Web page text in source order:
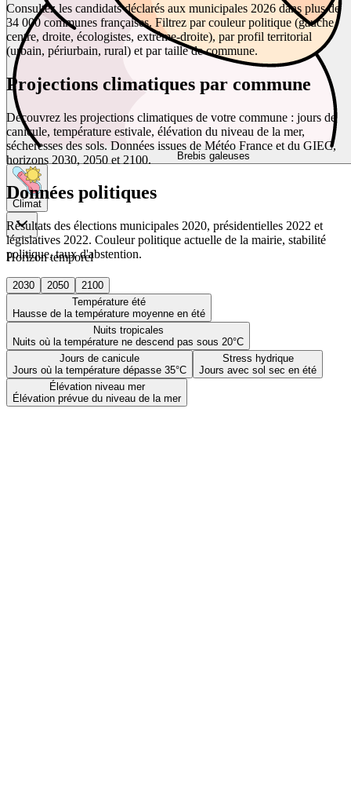
Brebis galeuses
Climat
Horizon temporel
2030 2050
2100
Température été
Hausse de la température moyenne en été
Nuits tropicales
Nuits où la température ne descend pas sous 20°C
Jours de canicule
Jours où la température dépasse 35°C
Stress hydrique
Jours avec sol sec en été
Élévation niveau mer
Élévation prévue du niveau de la mer
Consultez les candidats déclarés aux municipales 2026 dans plus de
34 000 communes françaises. Filtrez par couleur politique (gauche,
centre, droite, écologistes, extrême-droite), par profil territorial
(urbain, périurbain, rural) et par taille de commune.
Projections climatiques par commune
Découvrez les projections climatiques de votre commune : jours de
canicule, température estivale, élévation du niveau de la mer,
sécheresses des sols. Données issues de Météo France et du GIEC,
horizons 2030, 2050 et 2100.
Données politiques
Résultats des élections municipales 2020, présidentielles 2022 et
législatives 2022. Couleur politique actuelle de la mairie, stabilité
politique, taux d'abstention.